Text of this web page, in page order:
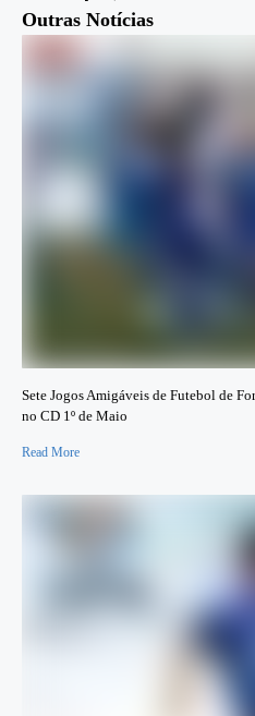
Outras Notícias
Sete Jogos Amigáveis de Futebol de
no CD 1º de Maio
Read More